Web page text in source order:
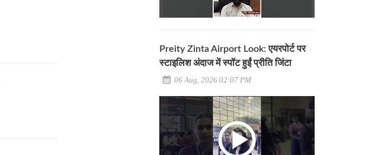
Preity Zinta Airport Look: एयरपोर्ट पर
स्टाइलिश अंदाज में स्पॉट हुईं प्रीति जिंटा
06 Aug, 2026 02:07 PM